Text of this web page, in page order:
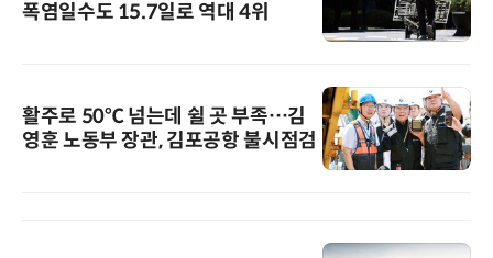
폭염일수도 15.7일로 역대 4위
활주로 50℃ 넘는데 쉴 곳 부족…김
영훈 노동부 장관, 김포공항 불시점검